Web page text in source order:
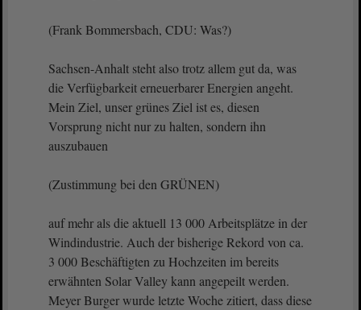
(Frank Bommersbach, CDU: Was?)
Sachsen-Anhalt steht also trotz allem gut da, was
die Verfügbarkeit erneuerbarer Energien angeht.
Mein Ziel, unser grünes Ziel ist es, diesen
Vorsprung nicht nur zu halten, sondern ihn
auszubauen
(Zustimmung bei den GRÜNEN)
auf mehr als die aktuell 13 000 Arbeitsplätze in der
Windindustrie. Auch der bisherige Rekord von ca.
3 000 Beschäftigten zu Hochzeiten im bereits
erwähnten Solar Valley kann angepeilt werden.
Meyer Burger wurde letzte Woche zitiert, dass diese